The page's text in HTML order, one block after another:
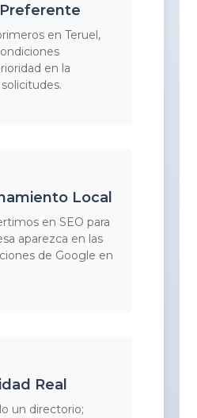
Preferente
en Teruel,
en la
Local
en SEO para
aparezca en las
de Google en
Real
un directorio;